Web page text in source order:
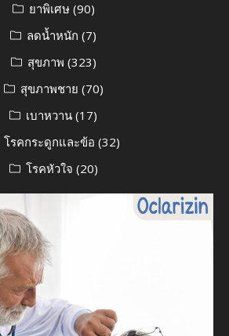
ยาพิเศษ(90)
ลดน้ำหนัก (7)
สุขภาพ (323)
สุขภาพชาย (70)
เบาหวาน (17)
โรคกระดูกและข้อ (32)
โรคหัวใจ (20)